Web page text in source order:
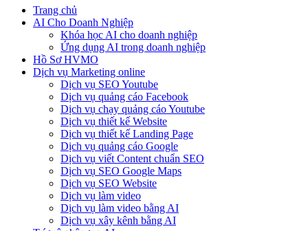
Trang chủ
AI Cho Doanh Nghiệp
Khóa học AI cho doanh nghiệp
Ứng dụng AI trong doanh nghiệp
Hồ Sơ HVMO
Dịch vụ Marketing online
Dịch vụ SEO Youtube
Dịch vụ quảng cáo Facebook
Dịch vụ chạy quảng cáo Youtube
Dịch vụ thiết kế Website
Dịch vụ thiết kế Landing Page
Dịch vụ quảng cáo Google
Dịch vụ viết Content chuẩn SEO
Dịch vụ SEO Google Maps
Dịch vụ SEO Website
Dịch vụ làm video
Dịch vụ làm video bằng AI
Dịch vụ xây kênh bằng AI